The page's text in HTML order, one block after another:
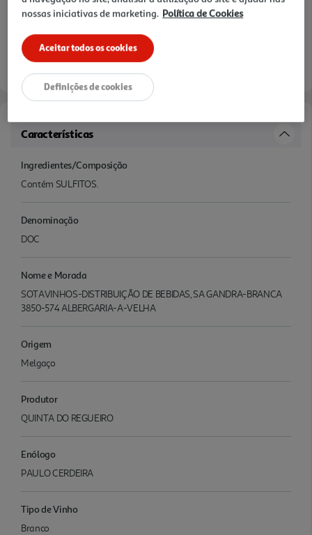
Características
Ingredientes/Composição
Contém SULFITOS.
Denominação
DOC
Nome e Morada
SOTAVINHOS-DISTRIBUIÇÃO DE BEBIDAS, SA GANDRA-BRANCA
3850-574 ALBERGARIA-A-VELHA
Origem
Melgaço
Produtor
QUINTA DO REGUEIRO
Enólogo
PAULO CERDEIRA
Tipo de Vinho
Branco
nossas iniciativas de marketing. Política de Cookies
Aceitar todos os cookies
Definições de cookies